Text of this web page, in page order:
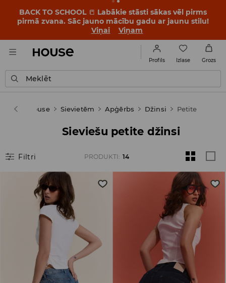
BACK TO SCHOOL 📒 Labākie stāsti sākas vēl pirms
pirmā zvana. Sāc jauno mācību gadu ar jaunu stilu!
Viņai
Viņam
Profils Izlase Grozs
Meklēt
House Sievietēm Apģērbs Džinsi Petite
Sieviešu petite džinsi
Filtri PRODUKTI : 14